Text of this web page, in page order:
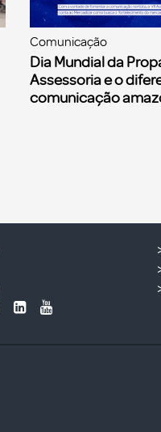
Comunicação
Dia Mundial da
Assessoria e o
comunicação